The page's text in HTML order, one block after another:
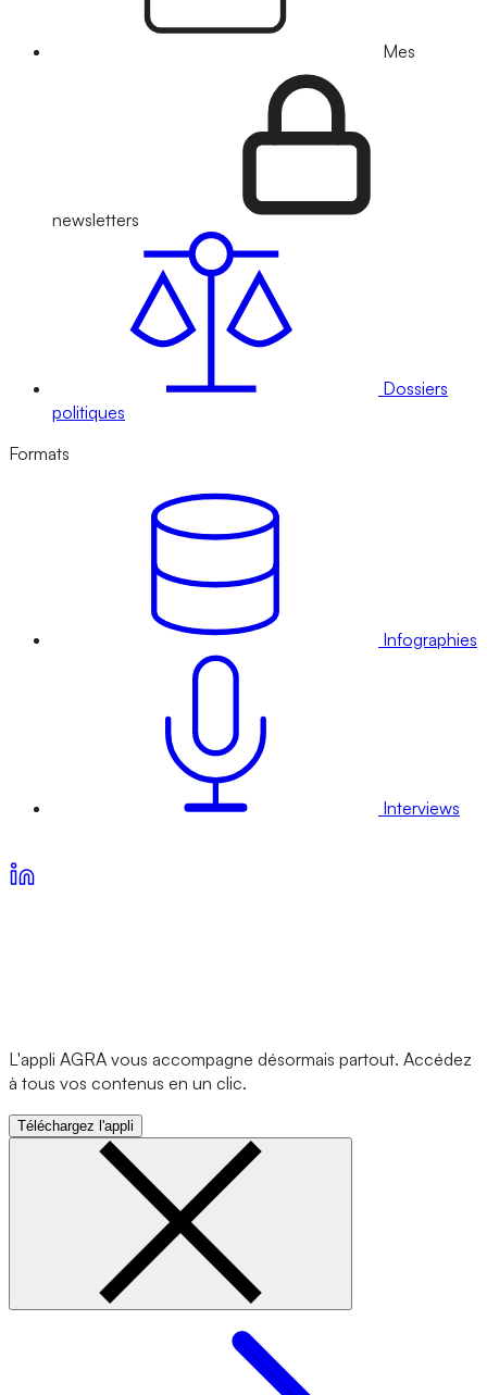
Mes
newsletters
Dossiers
politiques
Formats
Infographies
Interviews
L'appli AGRA vous accompagne désormais partout. Accédez
à tous vos contenus en un clic.
Téléchargez l'appli